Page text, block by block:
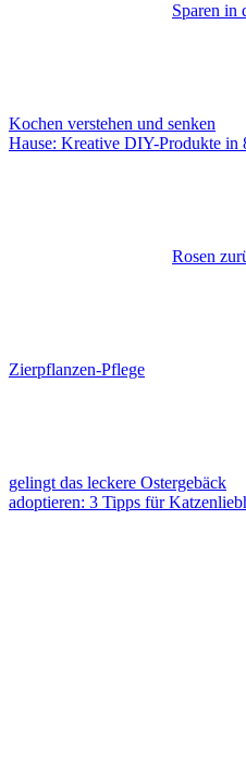
Sparen in
Kochen verstehen und senken
Hause: Kreative DIY-Produkte in
Rosen
Zierpflanzen-Pflege
gelingt das leckere Ostergebäck
adoptieren: 3 Tipps für